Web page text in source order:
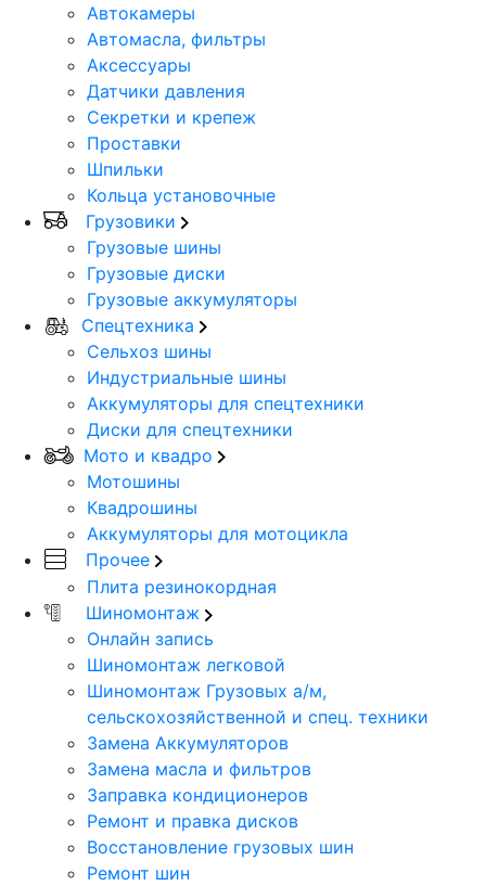
Автокамеры
Автомасла, фильтры
Аксессуары
Датчики давления
Секретки и крепеж
Проставки
Шпильки
Кольца установочные
Грузовики
Грузовые шины
Грузовые диски
Грузовые аккумуляторы
Спецтехника
Сельхоз шины
Индустриальные шины
Аккумуляторы для спецтехники
Диски для спецтехники
Мото и квадро
Мотошины
Квадрошины
Аккумуляторы для мотоцикла
Прочее
Плита резинокордная
Шиномонтаж
Онлайн запись
Шиномонтаж легковой
Шиномонтаж Грузовых а/м,
сельскохозяйственной и спец. техники
Замена Аккумуляторов
Замена масла и фильтров
Заправка кондиционеров
Ремонт и правка дисков
Восстановление грузовых шин
Ремонт шин